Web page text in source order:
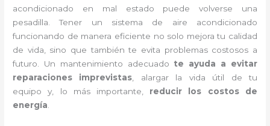
acondicionado en mal estado puede volverse una
pesadilla. Tener un sistema de aire acondicionado
funcionando de manera eficiente no solo mejora tu calidad
de vida, sino que también te evita problemas costosos a
futuro. Un mantenimiento adecuado te ayuda a evitar
reparaciones imprevistas , alargar la vida útil de tu
equipo y, lo más importante, reducir los costos de
energía